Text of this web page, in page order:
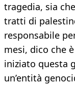
tragedia, sia
tratti di
responsabile
mesi, dico che
iniziato questa
un’entità